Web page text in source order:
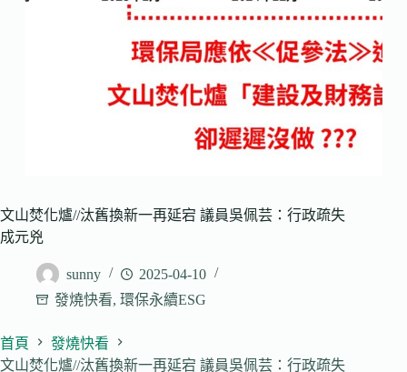
文山焚化爐//汰舊換新一再延宕 議員吳佩芸：行政疏失
成元兇
sunny
2025-04-10
發燒快看, 環保永續ESG
首頁
發燒快看
文山焚化爐//汰舊換新一再延宕 議員吳佩芸：行政疏失